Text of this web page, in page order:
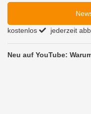
kostenlos jederzeit
Neu auf YouTube: